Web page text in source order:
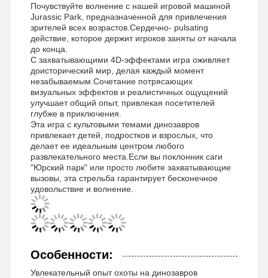
Почувствуйте волнение с нашей игровой машиной
Jurassic Park, предназначенной для привлечения
зрителей всех возрастов.Сердечно- pulsating
действие, которое держит игроков заняты от начала
до конца.
С захватывающими 4D-эффектами игра оживляет
доисторический мир, делая каждый момент
незабываемым.Сочетание потрясающих
визуальных эффектов и реалистичных ощущений
улучшает общий опыт, привлекая посетителей
глубже в приключения.
Эта игра с культовыми темами динозавров
привлекает детей, подростков и взрослых, что
делает ее идеальным центром любого
развлекательного места.Если вы поклонник саги
"Юрский парк" или просто любите захватывающие
вызовы, эта стрельба гарантирует бесконечное
удовольствие и волнение.
Особенности:
Увлекательный опыт охоты на динозавров